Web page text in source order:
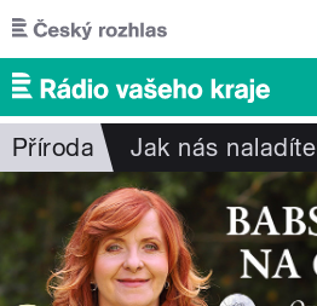
Přejít k hlavnímu obsahu
Příroda Jak nás naladíte